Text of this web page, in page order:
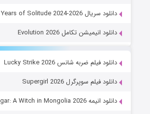
دانلود سریال One Hundred Years of Solitude 2024-2026
دانلود انیمیشن تکامل Evolution 2026
دانلود فیلم ضربه شانس Lucky Strike 2026
دانلود فیلم سوپرگرل Supergirl 2026
دانلود انیمه Jaadugar: A Witch in Mongolia 2026